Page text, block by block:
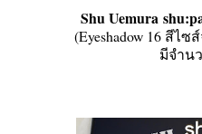
Shu Uemura
(Eyeshadow 16 สีไ
มีจำน